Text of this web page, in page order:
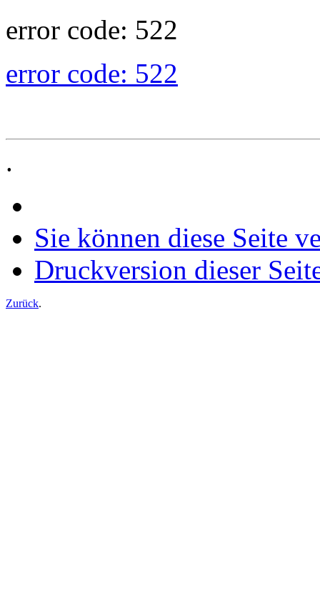
error code: 522
error code: 522
.
Sie können diese Seite
Druckversion dieser
Zurück.